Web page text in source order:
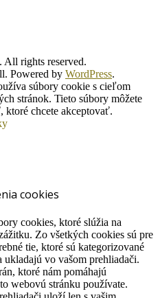
. All rights reserved.
Powered by WordPress.
súbory cookie s cieľom
stránok. Tieto súbory môžete
chcete akceptovať.
cookies
cookies, ktoré slúžia na
Zo všetkých cookies sú pre
tie, ktoré sú kategorizované
ukladajú vo vašom prehliadači.
ktoré nám pomáhajú
webovú stránku používate.